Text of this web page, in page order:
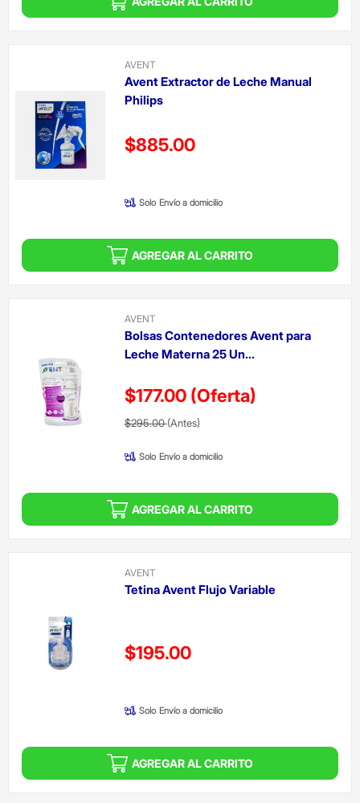
AVENT
Avent Extractor de Leche Manual
Philips
Precio reducido de
$885.00
Solo Envío a domicilio
AGREGAR AL CARRITO
AVENT
Bolsas Contenedores Avent para
Leche Materna 25 Un...
$177.00 (Oferta)
Precio reducido de
$295.00(Antes)(Oferta)
Solo Envío a domicilio
AGREGAR AL CARRITO
AVENT
Tetina Avent Flujo Variable
Precio reducido de
$195.00
Solo Envío a domicilio
AGREGAR AL CARRITO